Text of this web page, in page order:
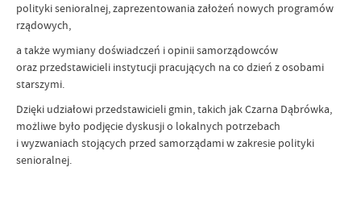
polityki senioralnej, zaprezentowania założeń nowych programów
rządowych,
a także wymiany doświadczeń i opinii samorządowców
oraz przedstawicieli instytucji pracujących na co dzień z osobami
starszymi.
Dzięki udziałowi przedstawicieli gmin, takich jak Czarna Dąbrówka,
możliwe było podjęcie dyskusji o lokalnych potrzebach
i wyzwaniach stojących przed samorządami w zakresie polityki
senioralnej.